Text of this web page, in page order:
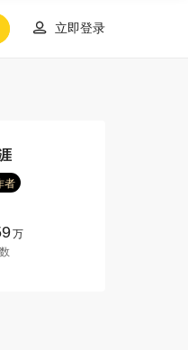
 立即登录
者
万